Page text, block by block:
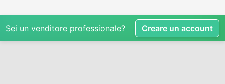
Sei un venditore professionale? Creare un account